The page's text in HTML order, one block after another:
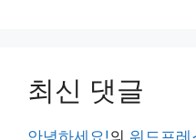
최신 댓글
안녕하세요!의 워드프